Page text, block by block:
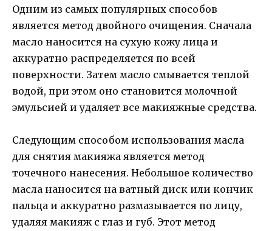
Одним из самых популярных способов
является метод двойного очищения. Сначала
масло наносится на сухую кожу лица и
аккуратно распределяется по всей
поверхности. Затем масло смывается теплой
водой, при этом оно становится молочной
эмульсией и удаляет все макияжные средства.
Следующим способом использования масла
для снятия макияжа является метод
точечного нанесения. Небольшое количество
масла наносится на ватный диск или кончик
пальца и аккуратно размазывается по лицу,
удаляя макияж с глаз и губ. Этот метод